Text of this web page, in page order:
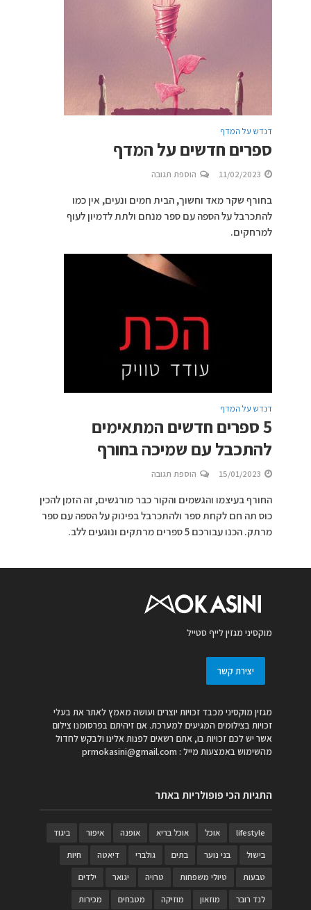
דנדש על המדף
ספרים חדשים על המדף
11/02/2023 הוספת תגובה
בחורף שקר מאד וחשוך, הבית חמים ונעים, אין כמו
להתכרבל על הספה עם ספר מנחם ולתת לדמיון לעוף
למרחקים.
דנדש על המדף
5 ספרים חדשים המתאימים
להתכבל עם שמיכה בחורף
15/01/2023 הוספת תגובה
החורף בעיצמו והגשמים והקור כבר מורגשים, זה הזמן להכין
כוס תה חם לקחת ספר ולהתכרבל בפינוק על הספה עם ספר
מרתק. הכנו עבורכם 5 ספרים מרתקים ונוגעים ללב.
מוקסיני מגזין לייף סטייל
יצירת קשר
מגזין מוקסיני מכבד זכויות יוצרים ועושה מאמץ לאתר את בעלי
זכויות בצילומים המגיעים למערכת. אם זיהיתם בפרסומנו צילום
אשר יש לכם זכויות בו, אתם רשאים לפנות אלינו ולבקש לחדול
מהשימוש באמצעות מייל : prmokasini@gmail.com
התגיות הכי פופולריות באתר
lifestyle אוכל אוכל בריא אופנה איפור
ביגוד
בישול
בני נוער בתים גולברי דיאטה
חיות
טבעות
טיולי משפחות טרויה יגואר
ילדים
לנד רובר
מוזאון מוזיקה מטבחים מכירות